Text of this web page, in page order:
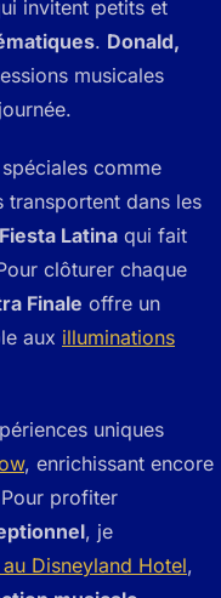
invitent petits et
. Donald,
musicales
comme
transportent dans les
Latina qui fait
clôturer chaque
Finale offre un
aux illuminations
uniques
, enrichissant encore
profiter
, je
Disneyland Hotel,